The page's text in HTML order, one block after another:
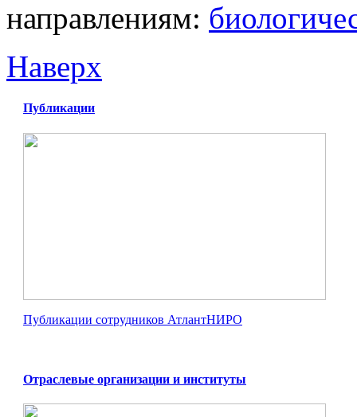
направлениям:
Наверх
Публикации
Публикации сотрудников АтлантНИРО
Отраслевые организации и институты